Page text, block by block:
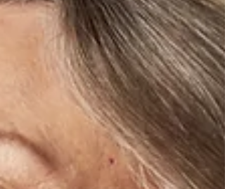
apporter de la joie à la petite fille qui vit en
Par le passé, j'étais attachée à mon histoire
affective. Je tombais amoureuse d’une
qui, inconsciemment, ravivait mes manques
d’enfant. Sans même m'en rendre compte, les
parts blessées en moi vibraient